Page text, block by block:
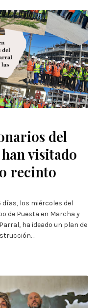
del
visitado
recinto
días, los miércoles del
de Puesta en Marcha y
ha ideado un plan de